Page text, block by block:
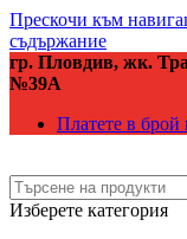
Прескочи към
съдържание
гр. Пловдив, жк.
№39А
Платете в брой
Изберете категория